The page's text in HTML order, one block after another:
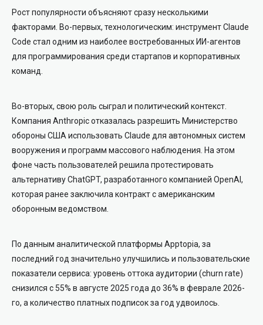
Рост популярности объясняют сразу несколькими
факторами. Во-первых, технологическим: инструмент Claude
Code стал одним из наиболее востребованных ИИ-агентов
для программирования среди стартапов и корпоративных
команд.
Во-вторых, свою роль сыграл и политический контекст.
Компания Anthropic отказалась разрешить Министерство
обороны США использовать Claude для автономных систем
вооружения и программ массового наблюдения. На этом
фоне часть пользователей решила протестировать
альтернативу ChatGPT, разработанного компанией OpenAI ,
которая ранее заключила контракт с американским
оборонным ведомством.
По данным аналитической платформы Apptopia, за
последний год значительно улучшились и пользовательские
показатели сервиса: уровень оттока аудитории (churn rate)
снизился с 55% в августе 2025 года до 36% в феврале 2026-
го, а количество платных подписок за год удвоилось.